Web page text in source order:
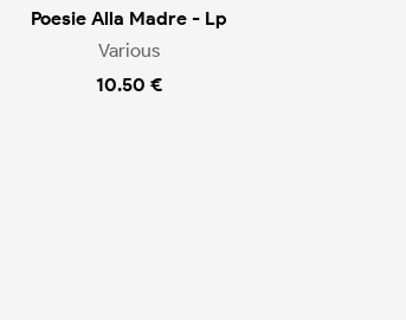
Poesie Alla Madre - Lp
Various
10.50 €